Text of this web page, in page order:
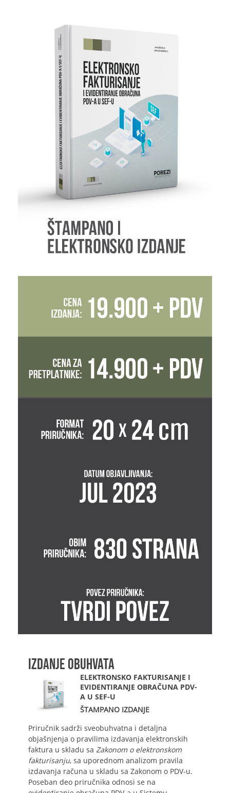
IZDANJE OBUHVATA
ELEKTRONSKO FAKTURISANJE I
EVIDENTIRANJE OBRAČUNA PDV-
A U SEF-U
ŠTAMPANO IZDANJE
Priručnik sadrži sveobuhvatna i detaljna
objašnjenja o pravilima izdavanja elektronskih
faktura u skladu sa Zakonom o elektronskom
fakturisanju, sa uporednom analizom pravila
izdavanja računa u skladu sa Zakonom o PDV-u.
Poseban deo priručnika odnosi se na